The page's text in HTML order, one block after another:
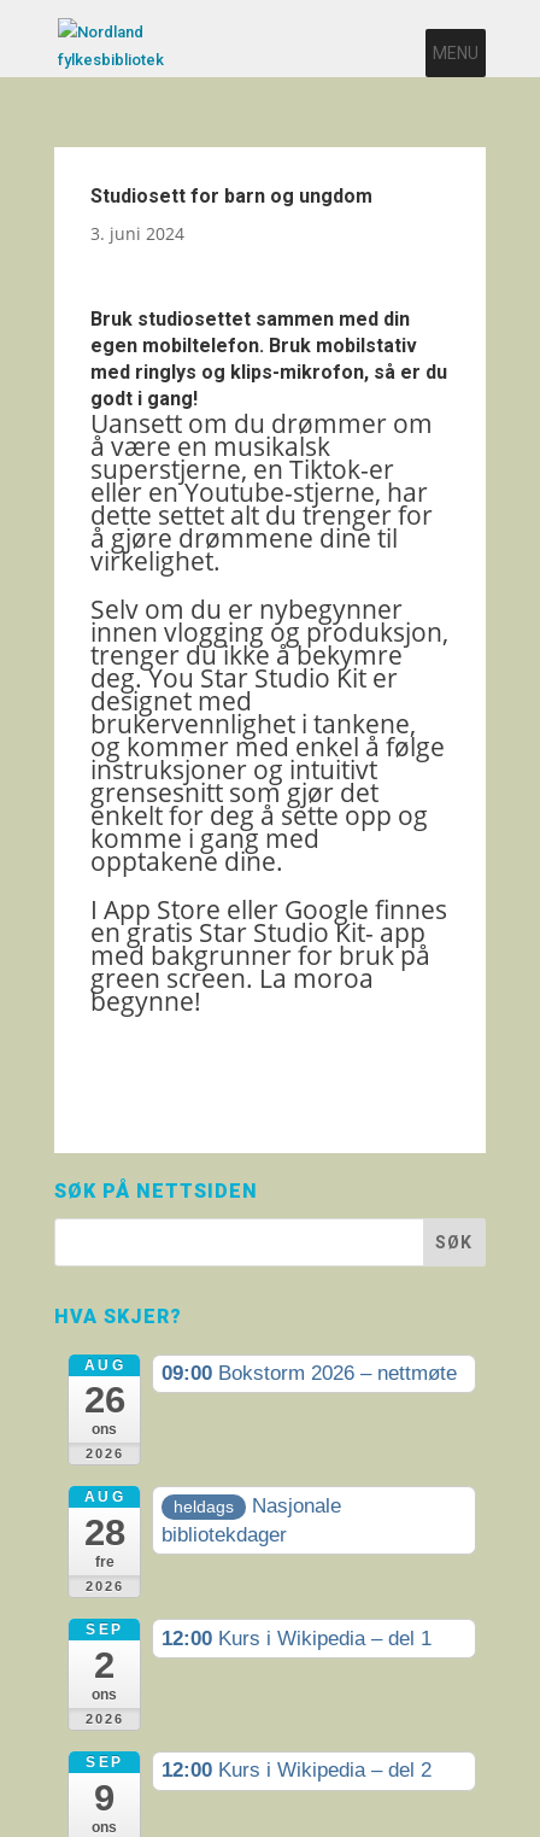
MENU
Studiosett for barn og ungdom
3. juni 2024
Bruk studiosettet sammen med din
egen mobiltelefon. Bruk mobilstativ
med ringlys og klips-mikrofon, så er du
godt i gang!
Uansett om du drømmer om
å være en musikalsk
superstjerne, en Tiktok-er
eller en Youtube-stjerne, har
dette settet alt du trenger for
å gjøre drømmene dine til
virkelighet.
Selv om du er nybegynner
innen vlogging og produksjon,
trenger du ikke å bekymre
deg. You Star Studio Kit er
designet med
brukervennlighet i tankene,
og kommer med enkel å følge
instruksjoner og intuitivt
grensesnitt som gjør det
enkelt for deg å sette opp og
komme i gang med
opptakene dine.
I App Store eller Google finnes
en gratis Star Studio Kit- app
med bakgrunner for bruk på
green screen. La moroa
begynne!
SØK PÅ NETTSIDEN
HVA SKJER?
AUG
26
ons
2026
09:00 Bokstorm 2026 – nettmøte
AUG
28
fre
2026
heldags
Nasjonale
bibliotekdager
SEP
2
ons
2026
12:00 Kurs i Wikipedia – del 1
SEP
9
ons
12:00 Kurs i Wikipedia – del 2